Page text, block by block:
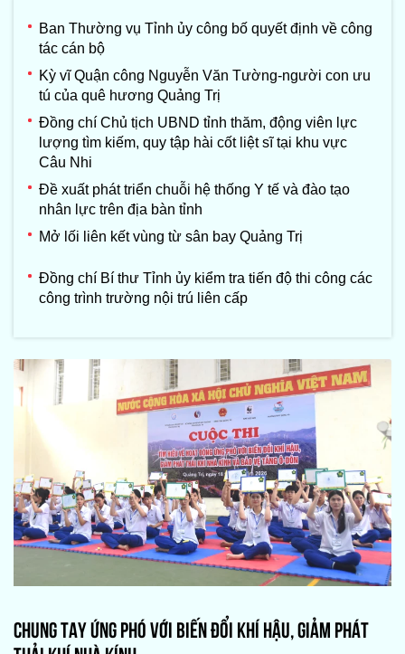
Ban Thường vụ Tỉnh ủy công bố quyết định về công
tác cán bộ
Kỳ vĩ Quận công Nguyễn Văn Tường-người con ưu
tú của quê hương Quảng Trị
Đồng chí Chủ tịch UBND tỉnh thăm, động viên lực
lượng tìm kiếm, quy tập hài cốt liệt sĩ tại khu vực
Câu Nhi
Đề xuất phát triển chuỗi hệ thống Y tế và đào tạo
nhân lực trên địa bàn tỉnh
Mở lối liên kết vùng từ sân bay Quảng Trị
Đồng chí Bí thư Tỉnh ủy kiểm tra tiến độ thi công các
công trình trường nội trú liên cấp
CHUNG TAY ỨNG PHÓ VỚI BIẾN ĐỔI KHÍ HẬU, GIẢM PHÁT